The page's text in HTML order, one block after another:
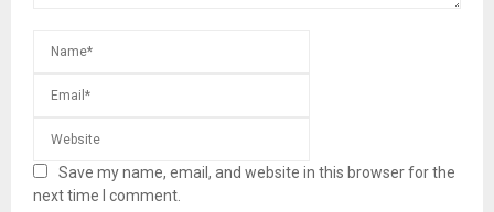
Save my name, email, and website in this browser for the
next time I comment.